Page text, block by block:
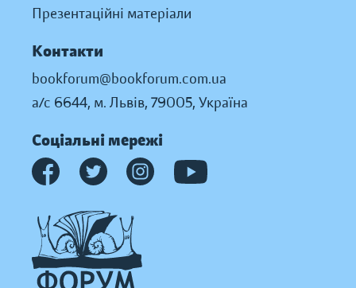
Презентаційні матеріали
Контакти
bookforum@bookforum.com.ua
а/с 6644, м. Львів, 79005, Україна
Соціальні мережі